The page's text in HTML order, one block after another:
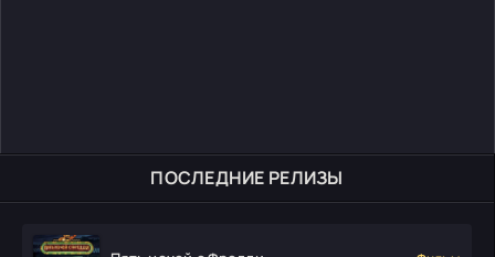
ПОСЛЕДНИЕ РЕЛИЗЫ